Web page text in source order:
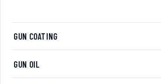
GUN COATING
GUN OIL